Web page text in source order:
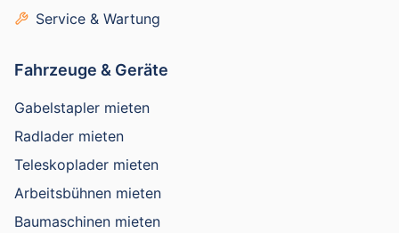
Service & Wartung
Fahrzeuge & Geräte
Gabelstapler mieten
Radlader mieten
Teleskoplader mieten
Arbeitsbühnen mieten
Baumaschinen mieten